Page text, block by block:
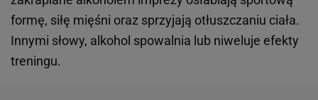
formę, siłę mięśni oraz sprzyjają otłuszczaniu ciała.
Innymi słowy, alkohol spowalnia lub niweluje efekty
treningu.